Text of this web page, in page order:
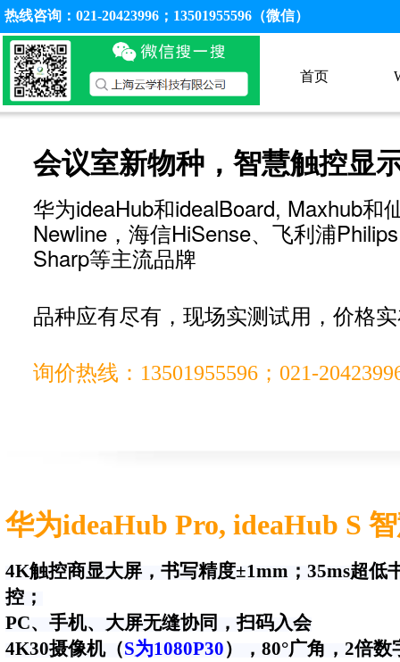
热线咨询：021-20423996；13501955596（微信）
首页
会议室新物种，智慧触控显
华为ideaHub和idealBoard, Maxhub和
Newline，海信HiSense、飞利浦
Sharp等主流品牌
品种应有尽有，现场实测试用，价格
询价热线：13501955596；021-
华为ideaHub Pro, ideaHub S
4K触控商显大屏，书写精度±1mm； 35ms超低
控；
PC、手机、大屏无缝协同，扫码入会
4K30摄像机（S为1080P30），80°广角，2倍数